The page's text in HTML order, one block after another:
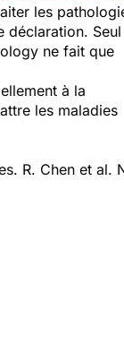
les
déclaration. Seul
ne fait que
à la
les maladies
R. Chen et al.